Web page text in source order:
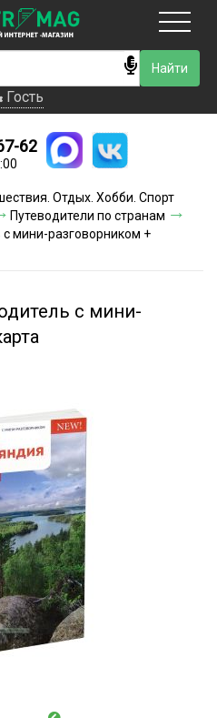
Гость
доставки
оплаты
и скидки
Гость
62
Отдых. Хобби. Спорт
Путеводители по странам
мини-разговорником +
с мини-